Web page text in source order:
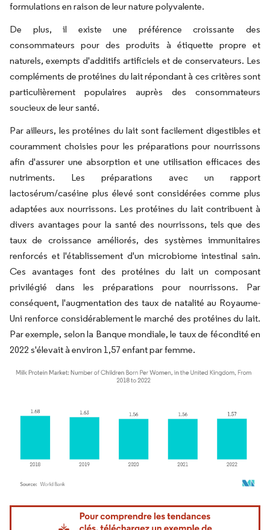
formulations en raison de leur nature polyvalente.
De plus, il existe une préférence croissante des
consommateurs pour des produits à étiquette propre et
naturels, exempts d'additifs artificiels et de conservateurs. Les
compléments de protéines du lait répondant à ces critères sont
particulièrement populaires auprès des consommateurs
soucieux de leur santé.
Par ailleurs, les protéines du lait sont facilement digestibles et
couramment choisies pour les préparations pour nourrissons
afin d'assurer une absorption et une utilisation efficaces des
nutriments. Les préparations avec un rapport
lactosérum/caséine plus élevé sont considérées comme plus
adaptées aux nourrissons. Les protéines du lait contribuent à
divers avantages pour la santé des nourrissons, tels que des
taux de croissance améliorés, des systèmes immunitaires
renforcés et l'établissement d'un microbiome intestinal sain.
Ces avantages font des protéines du lait un composant
privilégié dans les préparations pour nourrissons. Par
conséquent, l'augmentation des taux de natalité au Royaume-
Uni renforce considérablement le marché des protéines du lait.
Par exemple, selon la Banque mondiale, le taux de fécondité en
2022 s'élevait à environ 1,57 enfant par femme.
Image © Mordor Intelligence. La réutilisation nécessite une attribution sous CC BY